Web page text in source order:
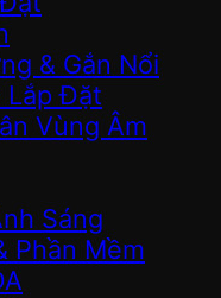
& Gắn Nổi
Lắp Đặt
Vùng Âm
Sáng
Phần Mềm